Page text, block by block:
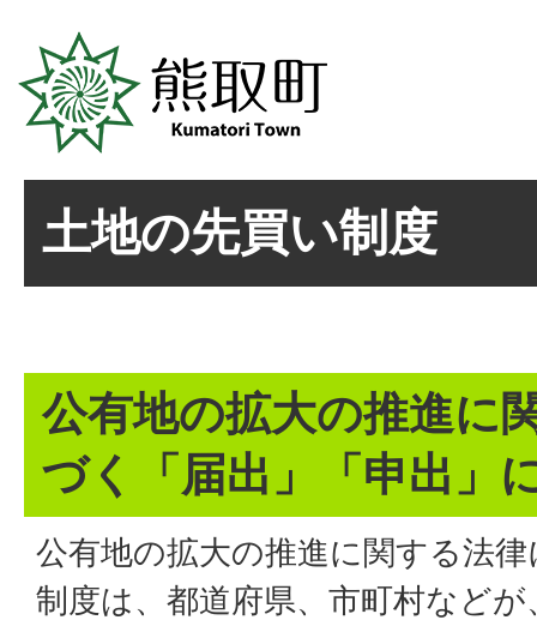
土地の先買い制度
公有地の拡大の推進に
づく「届出」「申出」
公有地の拡大の推進に関する法
制度は、都道府県、市町村など